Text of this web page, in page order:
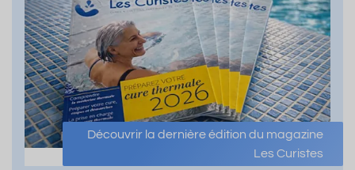
Découvrir la dernière édition du magazine
Les Curistes